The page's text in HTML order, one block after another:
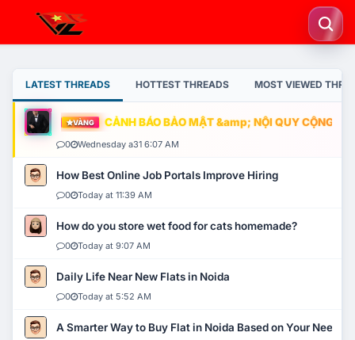
LATEST THREADS HOTTEST THREADS MOST VIEWED
VÀNG CẢNH BÁO BẢO MẬT &amp; NỘI QUY CỘNG
0 Wednesday a31 6:07 AM
How Best Online Job Portals Improve Hiring
0 Today at 11:39 AM
How do you store wet food for cats homemade?
0 Today at 9:07 AM
Daily Life Near New Flats in Noida
0 Today at 5:52 AM
A Smarter Way to Buy Flat in Noida Based on Your Needs